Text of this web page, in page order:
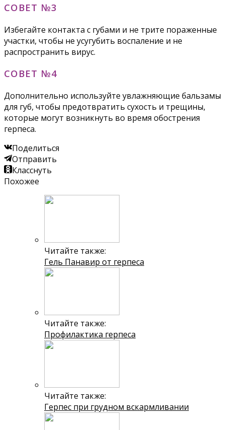
СОВЕТ №3
Избегайте контакта с губами и не трите пораженные
участки, чтобы не усугубить воспаление и не
распространить вирус.
СОВЕТ №4
Дополнительно используйте увлажняющие бальзамы
для губ, чтобы предотвратить сухость и трещины,
которые могут возникнуть во время обострения
герпеса.
Поделиться
Отправить
Класснуть
Похожее
Читайте также:
Гель Панавир от герпеса
Читайте также:
Профилактика герпеса
Читайте также:
Герпес при грудном вскармливании